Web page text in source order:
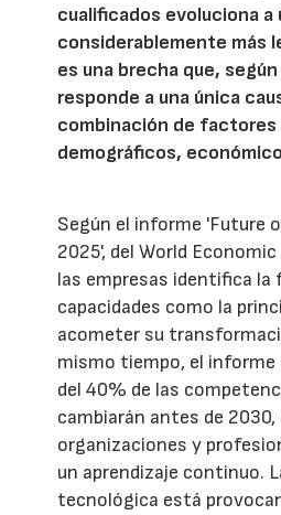
cualificados evoluciona a
considerablemente más
es una brecha que,
responde a una única
combinación de
demográficos,
Según el informe 'Future
2025', del World
las empresas identifica la
capacidades como la
acometer su
mismo tiempo, el informe
del 40% de las
cambiarán antes de 2030,
organizaciones y
un aprendizaje continuo.
tecnológica está